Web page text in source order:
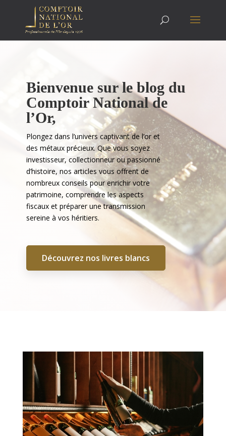
Bienvenue sur le blog du
Comptoir National de
l’Or,
Plongez dans l’univers captivant de l’or et
des métaux précieux. Que vous soyez
investisseur, collectionneur ou passionné
d’histoire, nos articles vous offrent de
nombreux conseils pour enrichir votre
patrimoine, comprendre les aspects
fiscaux et préparer une transmission
sereine à vos héritiers.
Découvrez nos livres blancs